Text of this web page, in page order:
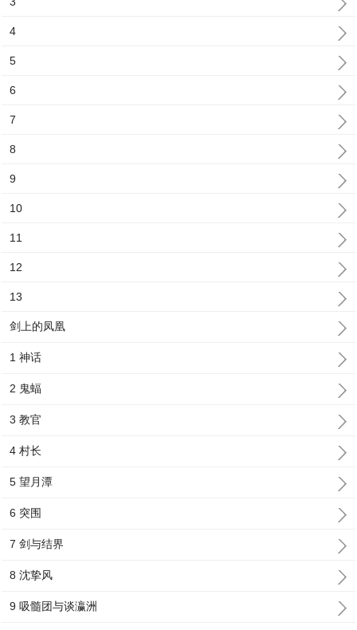
4
5
6
7
8
9
10
11
12
13
剑上的凤凰
1 神话
2 鬼蝠
3 教官
4 村长
5 望月潭
6 突围
7 剑与结界
8 沈挚风
9 吸髓团与谈瀛洲